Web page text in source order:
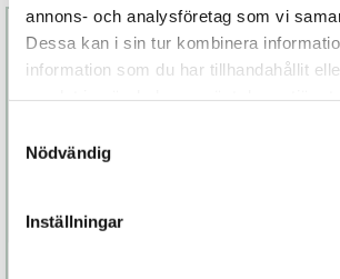
annons- och analysföretag som vi
Dessa kan i sin tur kombinera
information som du har tillhandahållit
Nödvändig
Inställningar